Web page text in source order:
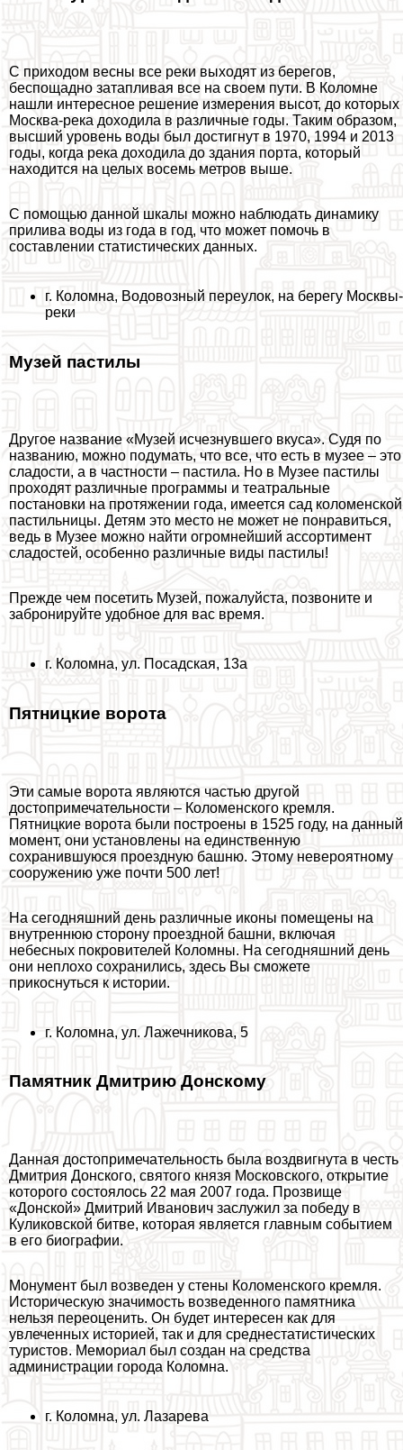
С приходом весны все реки выходят из берегов,
беспощадно затапливая все на своем пути. В Коломне
нашли интересное решение измерения высот, до которых
Москва-река доходила в различные годы. Таким образом,
высший уровень воды был достигнут в 1970, 1994 и 2013
годы, когда река доходила до здания порта, который
находится на целых восемь метров выше.
С помощью данной шкалы можно наблюдать динамику
прилива воды из года в год, что может помочь в
составлении статистических данных.
г. Коломна, Водовозный переулок, на берегу Москвы-
реки
Музей пастилы
Другое название «Музей исчезнувшего вкуса». Судя по
названию, можно подумать, что все, что есть в музее – это
сладости, а в частности – пастила. Но в Музее пастилы
проходят различные программы и театральные
постановки на протяжении года, имеется сад коломенской
пастильницы. Детям это место не может не понравиться,
ведь в Музее можно найти огромнейший ассортимент
сладостей, особенно различные виды пастилы!
Прежде чем посетить Музей, пожалуйста, позвоните и
забронируйте удобное для вас время.
г. Коломна, ул. Посадская, 13а
Пятницкие ворота
Эти самые ворота являются частью другой
достопримечательности – Коломенского кремля.
Пятницкие ворота были построены в 1525 году, на данный
момент, они установлены на единственную
сохранившуюся проездную башню. Этому невероятному
сооружению уже почти 500 лет!
На сегодняшний день различные иконы помещены на
внутреннюю сторону проездной башни, включая
небесных покровителей Коломны. На сегодняшний день
они неплохо сохранились, здесь Вы сможете
прикоснуться к истории.
г. Коломна, ул. Лажечникова, 5
Памятник Дмитрию Донскому
Данная достопримечательность была воздвигнута в честь
Дмитрия Донского, святого князя Московского, открытие
которого состоялось 22 мая 2007 года. Прозвище
«Донской» Дмитрий Иванович заслужил за победу в
Куликовской битве, которая является главным событием
в его биографии.
Монумент был возведен у стены Коломенского кремля.
Историческую значимость возведенного памятника
нельзя переоценить. Он будет интересен как для
увлеченных историей, так и для среднестатистических
туристов. Мемориал был создан на средства
администрации города Коломна.
г. Коломна, ул. Лазарева